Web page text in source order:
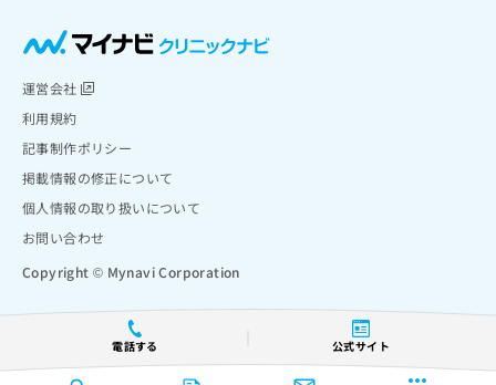
電話する 公式サイト
運営会社
利用規約
記事制作ポリシー
掲載情報の修正について
個人情報の取り扱いについて
お問い合わせ
Copyright © Mynavi Corporation